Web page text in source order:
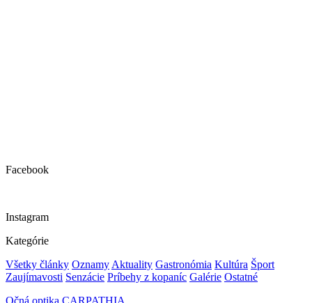
Facebook
Instagram
Kategórie
Všetky články Oznamy Aktuality Gastronómia Kultúra Šport
Zaujímavosti Senzácie Príbehy z kopaníc Galérie Ostatné